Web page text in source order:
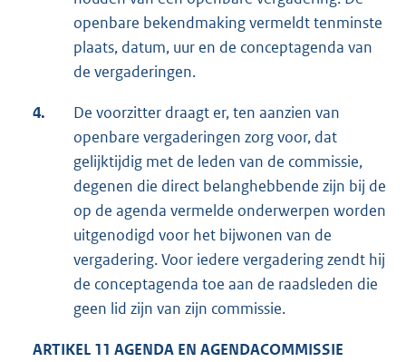
openbare bekendmaking vermeldt tenminste
plaats, datum, uur en de conceptagenda van
de vergaderingen.
4.
De voorzitter draagt er, ten aanzien van
openbare vergaderingen zorg voor, dat
gelijktijdig met de leden van de commissie,
degenen die direct belanghebbende zijn bij de
op de agenda vermelde onderwerpen worden
uitgenodigd voor het bijwonen van de
vergadering. Voor iedere vergadering zendt hij
de conceptagenda toe aan de raadsleden die
geen lid zijn van zijn commissie.
ARTIKEL 11 AGENDA EN AGENDACOMMISSIE